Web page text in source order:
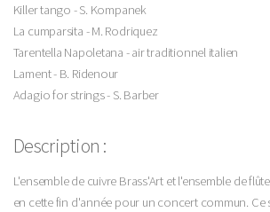
Killer tango - S. Kompanek
La cumparsita - M. Rodriquez
Tarentella Napoletana - air traditionnel italien
Lament - B. Ridenour
Adagio for strings - S. Barber
Description :
L'ensemble de cuivre Brass'Art et l'ensemble de
en cette fin d'année pour un concert commun. Ce